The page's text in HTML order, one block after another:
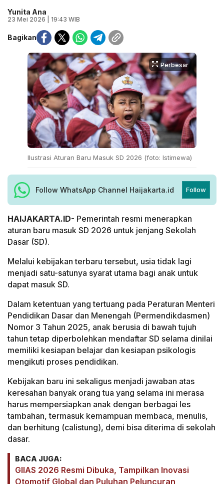
Yunita Ana
23 Mei 2026 | 19:43 WIB
Bagikan
Perbesar
Ilustrasi Aturan Baru Masuk SD 2026 (foto: Istimewa)
Follow WhatsApp Channel Haijakarta.id Follow
HAIJAKARTA.ID- Pemerintah resmi menerapkan
aturan baru masuk SD 2026 untuk jenjang Sekolah
Dasar (SD).
Melalui kebijakan terbaru tersebut, usia tidak lagi
menjadi satu-satunya syarat utama bagi anak untuk
dapat masuk SD.
Dalam ketentuan yang tertuang pada Peraturan Menteri
Pendidikan Dasar dan Menengah (Permendikdasmen)
Nomor 3 Tahun 2025, anak berusia di bawah tujuh
tahun tetap diperbolehkan mendaftar SD selama dinilai
memiliki kesiapan belajar dan kesiapan psikologis
mengikuti proses pendidikan.
Kebijakan baru ini sekaligus menjadi jawaban atas
keresahan banyak orang tua yang selama ini merasa
harus mempersiapkan anak dengan berbagai les
tambahan, termasuk kemampuan membaca, menulis,
dan berhitung (calistung), demi bisa diterima di sekolah
dasar.
BACA JUGA:
GIIAS 2026 Resmi Dibuka, Tampilkan Inovasi
Otomotif Global dan Puluhan Peluncuran